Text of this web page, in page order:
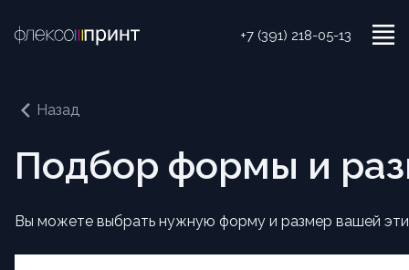
+7 (391) 218-05-13
Назад
Подбор формы и
Вы можете выбрать нужную форму и размер вашей